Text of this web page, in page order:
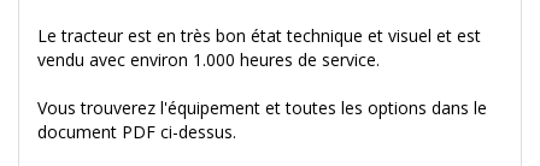
Le tracteur est en très bon état technique et visuel et est
vendu avec environ 1.000 heures de service.
Vous trouverez l'équipement et toutes les options dans le
document PDF ci-dessus.